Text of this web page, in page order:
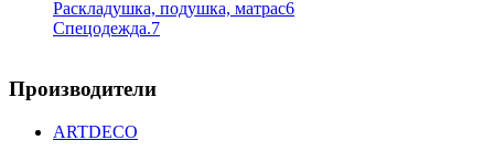
Раскладушка, подушка, матрас6
Спецодежда.7
Производители
ARTDECO